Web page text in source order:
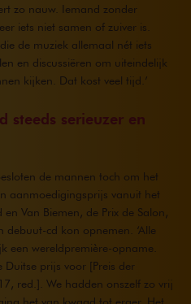
zo nauw. Iemand zonder
iets niet samen of zuiver is.
de muziek allemaal nét iets
en discussiëren om uiteindelijk
kijken. Dat kost veel tijd.’
steeds serieuzer en
de mannen toch om het
aanmoedigingsprijs vanuit het
Van Biemen, de Prix de Salon,
cd kon opnemen. ‘Alle
een wereldpremière-opname.
Duitse prijs voor [Preis der
red.]. We hadden onszelf zo vrij
het van kwaad tot erger. Het